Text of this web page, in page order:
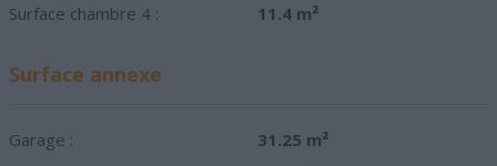
Surface chambre 4 :
11.4 m²
Surface annexe
Garage :
31.25 m²